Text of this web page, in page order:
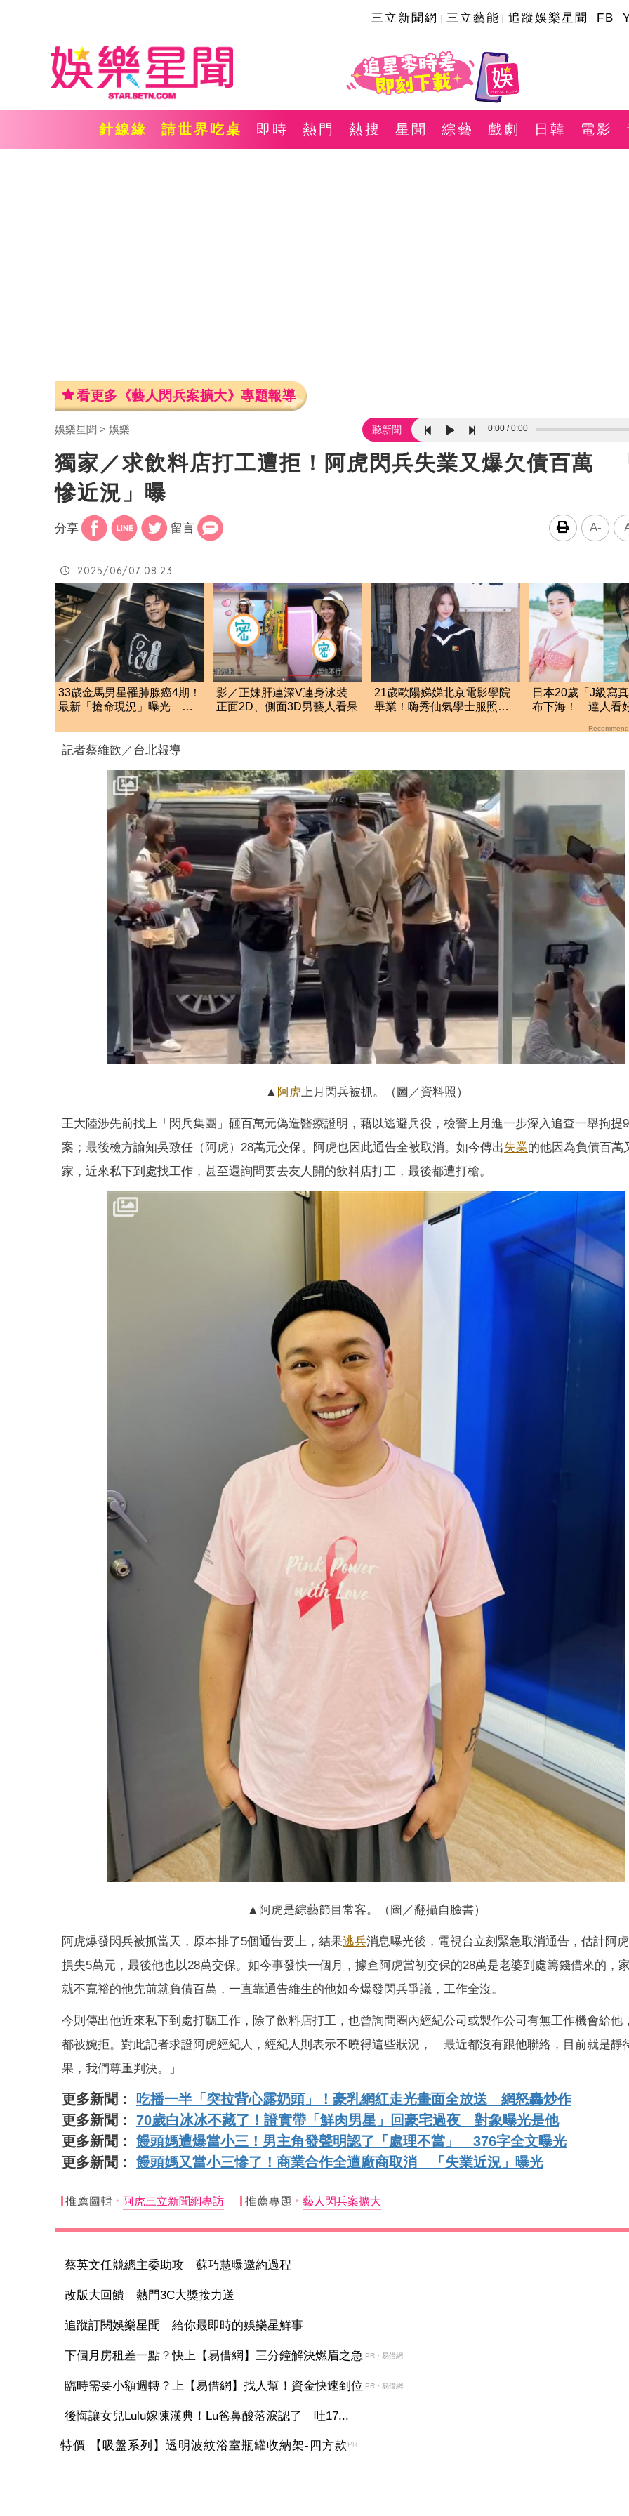
三立新聞網 三立藝能 追蹤娛樂星聞 FB
針線緣 請世界吃桌 即時 熱門 熱搜 星聞 綜藝 戲劇 日韓 電影
看更多《藝人閃兵案擴大》專題報導
娛樂星聞 娛樂 聽新聞 0:00 0:00
獨家／求飲料店打工遭拒！阿虎閃兵失業又爆欠債百萬
慘近況」曝
分享 留言 A-
2025/06/07 08:23
33歲金馬男星罹肺腺癌4期！
最新「搶命現況」曝光 父
影／正妹肝連深V連身泳裝
正面2D、側面3D男藝人看呆
21歲歐陽娣娣北京電影學院
畢業！嗨秀仙氣學士服照
日本20歲「J級寫
布下海！ 達人看
記者蔡維歆／台北報導
▲ 阿虎 上月閃兵被抓。（圖／資料照）
王大陸涉先前找上「閃兵集團」砸百萬元偽造醫療證明，藉以逃避兵役，檢警上月進一步深入追查一舉拘提
案；最後檢方諭知吳致任（阿虎）28萬元交保。阿虎也因此通告全被取消。如今傳出失業的他因為負債百萬
家，近來私下到處找工作，甚至還詢問要去友人開的飲料店打工，最後都遭打槍。
▲阿虎是綜藝節目常客。（圖／翻攝自臉書）
阿虎爆發閃兵被抓當天，原本排了5個通告要上，結果逃兵消息曝光後，電視台立刻緊急取消通告，估計阿
損失5萬元，最後他也以28萬交保。如今事發快一個月，據查阿虎當初交保的28萬是老婆到處籌錢借來的，
就不寬裕的他先前就負債百萬，一直靠通告維生的他如今爆發閃兵爭議，工作全沒。
今則傳出他近來私下到處打聽工作，除了飲料店打工，也曾詢問圈內經紀公司或製作公司有無工作機會給他
都被婉拒。對此記者求證阿虎經紀人，經紀人則表示不曉得這些狀況，「最近都沒有跟他聯絡，目前就是靜
果，我們尊重判決。」
更多新聞：
吃播一半「突拉背心露奶頭」！豪乳網紅走光畫面全放送 網怒轟炒作
更多新聞： 70歲白冰冰不藏了！證實帶「鮮肉男星」回豪宅過夜 對象曝光是他
更多新聞： 饅頭媽遭爆當小三！男主角發聲明認了「處理不當」 376字全文曝光
更多新聞： 饅頭媽又當小三慘了！商業合作全遭廠商取消 「失業近況」曝光
推薦圖輯 阿虎三立新聞網專訪 推薦專題 藝人閃兵案擴大
蔡英文任競總主委助攻 蘇巧慧曝邀約過程
改版大回饋 熱門3C大獎接力送
追蹤訂閱娛樂星聞 給你最即時的娛樂星鮮事
下個月房租差一點？快上【易借網】三分鐘解決燃眉之急 PR・易借網
臨時需要小額週轉？上【易借網】找人幫！資金快速到位 PR・易借網
後悔讓女兒Lulu嫁陳漢典！Lu爸鼻酸落淚認了 吐17...
特價 【吸盤系列】透明波紋浴室瓶罐收納架-四方款 PR